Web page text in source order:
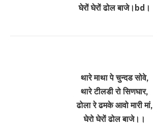
घेरों घेरों ढोल बाजे।bd।
थारे माथा पे चु‌न्द‌‌ड सोवे,
थारे टीलडी रो सि‌णघार,
ढोला रे ढमके आवो मारी मां,
घेरो घेरों ढोल बाजे।।